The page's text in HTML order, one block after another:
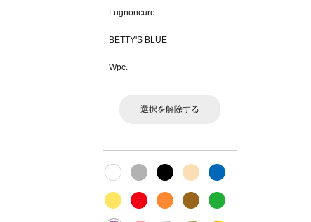
Lugnoncure
BETTY'S BLUE
Wpc.
選択を解除する